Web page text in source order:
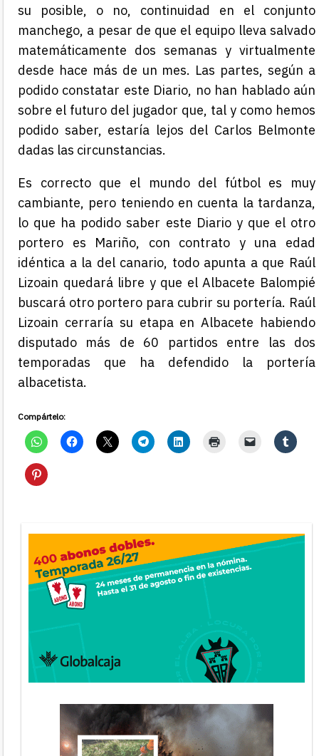
su posible, o no, continuidad en el conjunto
manchego, a pesar de que el equipo lleva salvado
matemáticamente dos semanas y virtualmente
desde hace más de un mes. Las partes, según a
podido constatar este Diario, no han hablado aún
sobre el futuro del jugador que, tal y como hemos
podido saber, estaría lejos del Carlos Belmonte
dadas las circunstancias.
Es correcto que el mundo del fútbol es muy
cambiante, pero teniendo en cuenta la tardanza,
lo que ha podido saber este Diario y que el otro
portero es Mariño, con contrato y una edad
idéntica a la del canario, todo apunta a que Raúl
Lizoain quedará libre y que el Albacete Balompié
buscará otro portero para cubrir su portería. Raúl
Lizoain cerraría su etapa en Albacete habiendo
disputado más de 60 partidos entre las dos
temporadas que ha defendido la portería
albacetista.
Compártelo: